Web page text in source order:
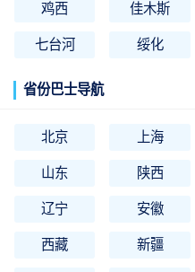
鸡西 佳木斯
七台河 绥化
省份巴士导航
北京 上海
山东 陕西
辽宁 安徽
西藏 新疆